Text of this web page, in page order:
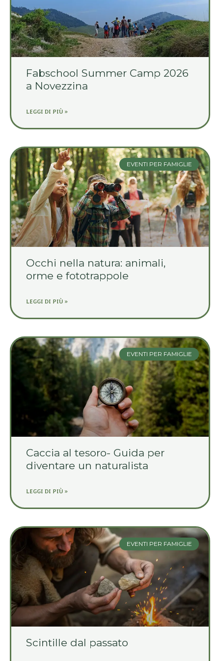
Fabschool Summer Camp 2026
a Novezzina
LEGGI DI PIÙ »
EVENTI PER FAMIGLIE
Occhi nella natura: animali,
orme e fototrappole
LEGGI DI PIÙ »
EVENTI PER FAMIGLIE
Caccia al tesoro- Guida per
diventare un naturalista
LEGGI DI PIÙ »
EVENTI PER FAMIGLIE
Scintille dal passato